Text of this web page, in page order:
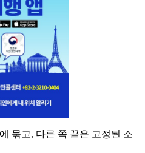
묶고, 다른 쪽 끝은 고정된 소